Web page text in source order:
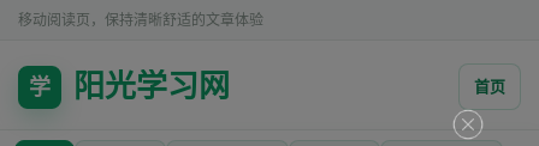
移动阅读页，保持清晰舒适的文章体验
学 阳光学习网 首页